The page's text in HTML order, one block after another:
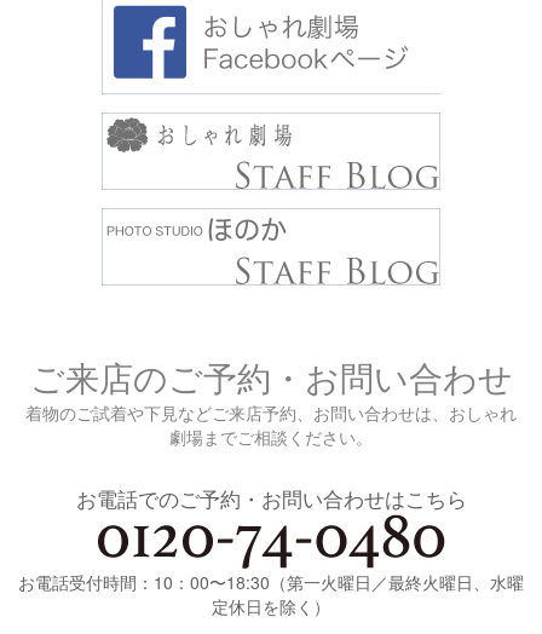
ご来店のご予約・お問い合わせ
着物のご試着や下見などご来店予約、お問い合わせは、おしゃれ
劇場までご相談ください。
お電話でのご予約・お問い合わせはこちら
お電話受付時間：10：00〜18:30（第一火曜日／最終火曜日、水曜
定休日を除く）